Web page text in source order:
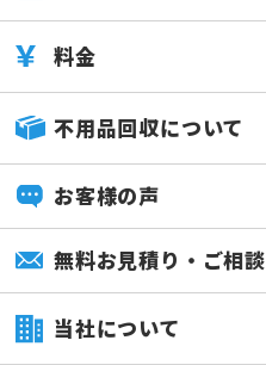
料金
不用品回収について
お客様の声
無料お見積り・ご相談
当社について